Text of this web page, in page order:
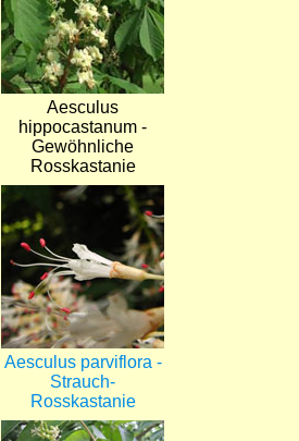
Aesculus
hippocastanum -
Gewöhnliche
Rosskastanie
Bild
Aesculus parviflora -
Strauch-
Rosskastanie
Bild